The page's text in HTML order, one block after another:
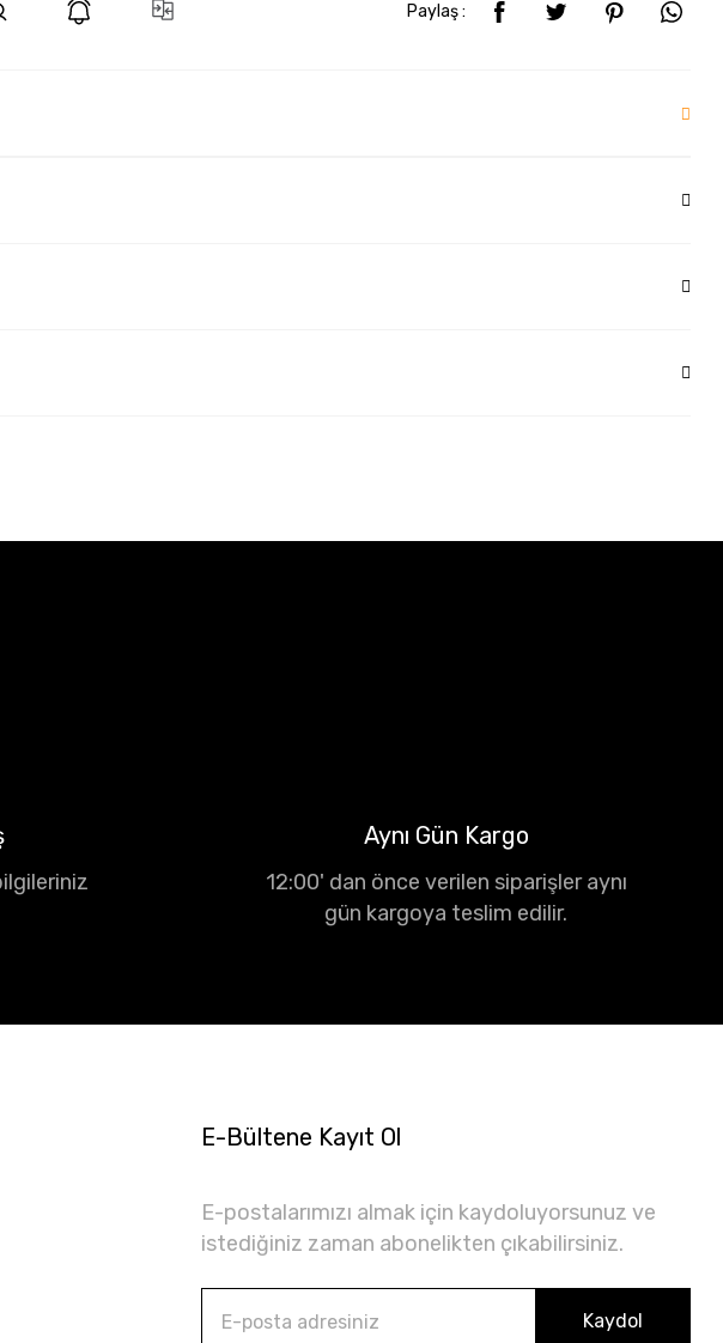
Paylaş :
Aynı Gün Kargo
12:00' dan önce verilen siparişler aynı
gün kargoya teslim edilir.
E-Bültene Kayıt Ol
E-postalarımızı almak için kaydoluyorsunuz ve
istediğiniz zaman abonelikten çıkabilirsiniz.
Kaydol